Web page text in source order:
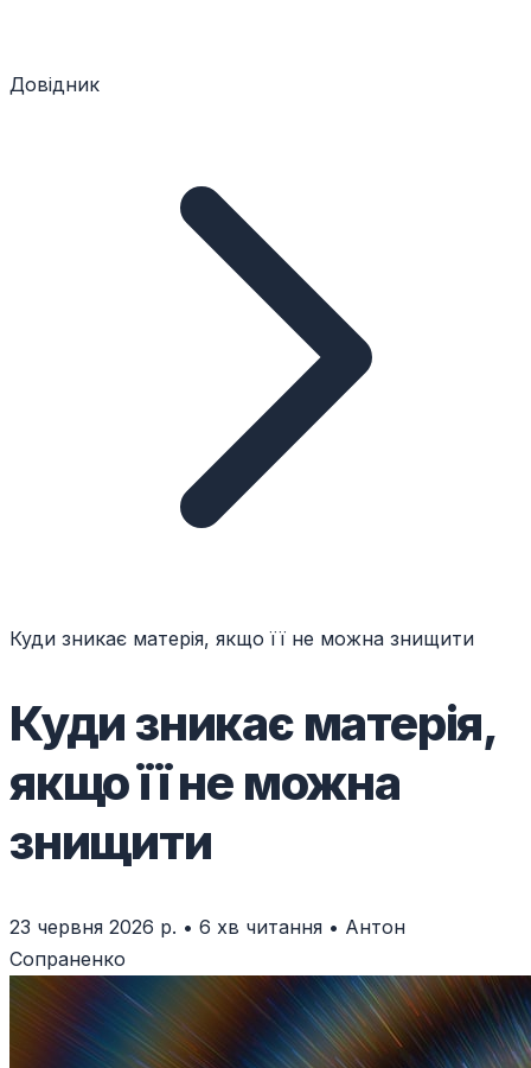
Довідник
Куди зникає матерія, якщо її не можна знищити
Куди зникає матерія,
якщо її не можна
знищити
23 червня 2026 р. • 6 хв читання • Антон
Сопраненко